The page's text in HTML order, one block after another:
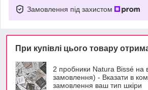
Замовлення під захистом
При купівлі цього товару
2 пробники Natura Bissé на
замовлення) - Вказати в
замовлення ваш тип шкіри